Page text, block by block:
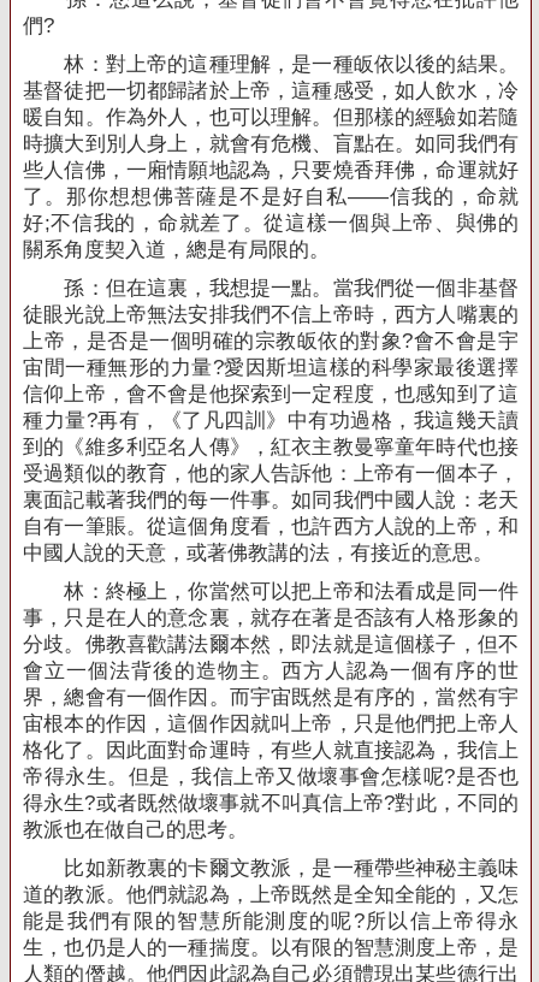
們?
林：對上帝的這種理解，是一種皈依以後的結果。
基督徒把一切都歸諸於上帝，這種感受，如人飲水，冷
暖自知。作為外人，也可以理解。但那樣的經驗如若隨
時擴大到別人身上，就會有危機、盲點在。如同我們有
些人信佛，一廂情願地認為，只要燒香拜佛，命運就好
了。那你想想佛菩薩是不是好自私——信我的，命就
好;不信我的，命就差了。從這樣一個與上帝、與佛的
關系角度契入道，總是有局限的。
孫：但在這裏，我想提一點。當我們從一個非基督
徒眼光說上帝無法安排我們不信上帝時，西方人嘴裏的
上帝，是否是一個明確的宗教皈依的對象?會不會是宇
宙間一種無形的力量?愛因斯坦這樣的科學家最後選擇
信仰上帝，會不會是他探索到一定程度，也感知到了這
種力量?再有，《了凡四訓》中有功過格，我這幾天讀
到的《維多利亞名人傳》，紅衣主教曼寧童年時代也接
受過類似的教育，他的家人告訴他：上帝有一個本子，
裏面記載著我們的每一件事。如同我們中國人說：老天
自有一筆賬。從這個角度看，也許西方人說的上帝，和
中國人說的天意，或著佛教講的法，有接近的意思。
林：終極上，你當然可以把上帝和法看成是同一件
事，只是在人的意念裏，就存在著是否該有人格形象的
分歧。佛教喜歡講法爾本然，即法就是這個樣子，但不
會立一個法背後的造物主。西方人認為一個有序的世
界，總會有一個作因。而宇宙既然是有序的，當然有宇
宙根本的作因，這個作因就叫上帝，只是他們把上帝人
格化了。因此面對命運時，有些人就直接認為，我信上
帝得永生。但是，我信上帝又做壞事會怎樣呢?是否也
得永生?或者既然做壞事就不叫真信上帝?對此，不同的
教派也在做自己的思考。
比如新教裏的卡爾文教派，是一種帶些神秘主義味
道的教派。他們就認為，上帝既然是全知全能的，又怎
能是我們有限的智慧所能測度的呢?所以信上帝得永
生，也仍是人的一種揣度。以有限的智慧測度上帝，是
人類的僭越。他們因此認為自己必須體現出某些德行出